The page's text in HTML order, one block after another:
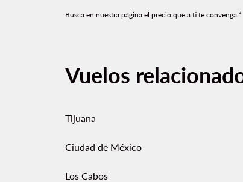
Busca en nuestra página el precio que a ti te convenga.*
Vuelos
Tijuana
Ciudad de México
Los Cabos